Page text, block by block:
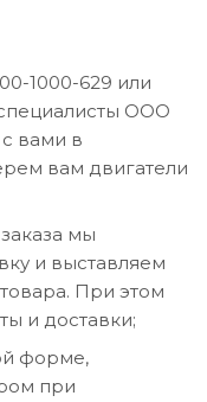
1000-629 или
специалисты ООО
вами в
вам двигатели
мы
и выставляем
При этом
и доставки;
форме,
при